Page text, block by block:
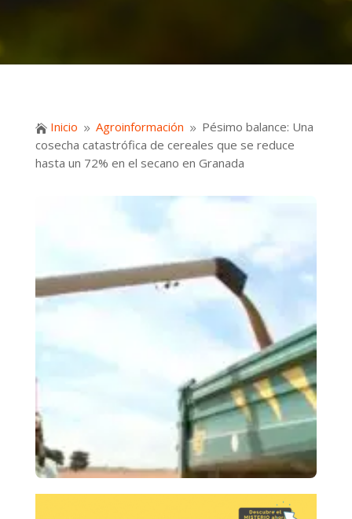
 Inicio 9 Agroinformación 9 Pésimo balance: Una
cosecha catastrófica de cereales que se reduce
hasta un 72% en el secano en Granada